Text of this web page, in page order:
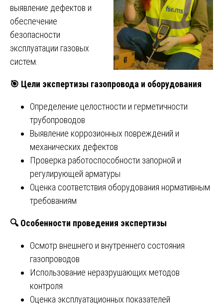
выявление дефектов и
обеспечение
безопасности
эксплуатации газовых
систем.
🎯 Цели экспертизы газопровода и оборудования
Определение целостности и герметичности
трубопроводов
Выявление коррозионных повреждений и
механических дефектов
Проверка работоспособности запорной и
регулирующей арматуры
Оценка соответствия оборудования нормативным
требованиям
🔍Особенности проведения экспертизы
Осмотр внешнего и внутреннего состояния
газопроводов
Использование неразрушающих методов
контроля
Оценка эксплуатационных показателей